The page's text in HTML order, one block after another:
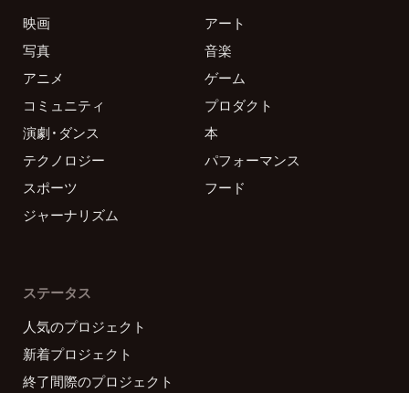
映画
アート
写真
音楽
アニメ
ゲーム
コミュニティ
プロダクト
演劇・ダンス
本
テクノロジー
パフォーマンス
スポーツ
フード
ジャーナリズム
ステータス
人気のプロジェクト
新着プロジェクト
終了間際のプロジェクト